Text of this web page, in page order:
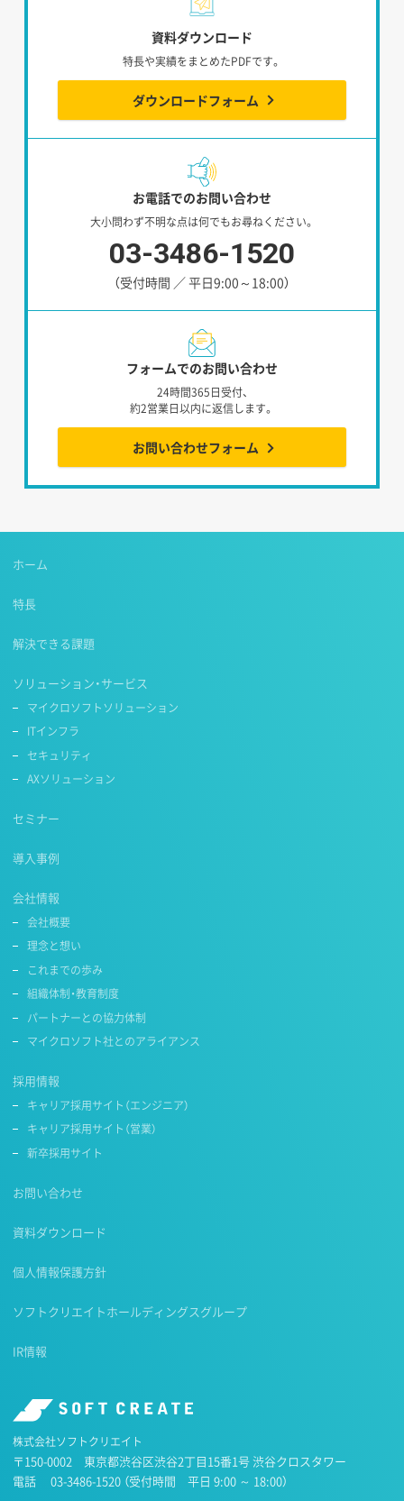
資料ダウンロード
特長や実績をまとめたPDFです。
ダウンロードフォーム
お電話でのお問い合わせ
大小問わず不明な点は何でもお尋ねください。
03-3486-1520
（受付時間 ／ 平日9:00～18:00）
フォームでのお問い合わせ
24時間365日受付、
約2営業日以内に返信します。
お問い合わせフォーム
株式会社ソフトクリエイト
〒150-0002 東京都渋谷区渋谷2丁目15番1号 渋谷クロスタワー
電話 03-3486-1520 （受付時間 平日 9:00 ～ 18:00）
ホーム
特長
解決できる課題
ソリューション・サービス
マイクロソフトソリューション
ITインフラ
セキュリティ
AXソリューション
セミナー
導入事例
会社情報
会社概要
理念と想い
これまでの歩み
組織体制・教育制度
パートナーとの協力体制
マイクロソフト社とのアライアンス
採用情報
キャリア採用サイト（エンジニア）
キャリア採用サイト（営業）
新卒採用サイト
お問い合わせ
資料ダウンロード
個人情報保護方針
ソフトクリエイトホールディングスグループ
IR情報